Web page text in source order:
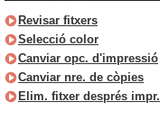
Revisar fitxers
Selecció color
Canviar opc. d'impressió
Canviar nre. de còpies
Elim. fitxer després impr.